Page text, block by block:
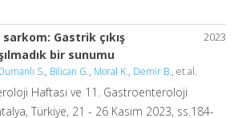
2023
Gastrik çıkış
bir sunumu
S., Bilican G., Moral K., Demir B., et al.
Haftası ve 11. Gastroenteroloji
Türkiye, 21 - 26 Kasım 2023, ss.184-